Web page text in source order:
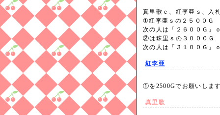
真里歌ｃ、紅李亜ｓ、入
①紅李亜ｓの２５００Ｇ
次の人は「２６００Ｇ」
②は珠里ｓの３０００Ｇ
次の人は「３１００Ｇ
紅李亜
①を2500Gでお願いし
真里歌